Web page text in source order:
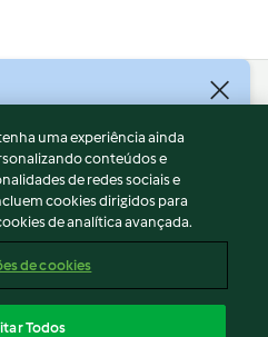
uma experiência ainda
conteúdos e
de redes sociais e
cookies dirigidos para
de analítica avançada.
de cookies
Todos